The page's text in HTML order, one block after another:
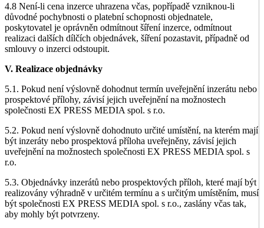
4.8 Není-li cena inzerce uhrazena včas, popřípadě vzniknou-li
důvodné pochybnosti o platební schopnosti objednatele,
poskytovatel je oprávněn odmítnout šíření inzerce, odmítnout
realizaci dalších dílčích objednávek, šíření pozastavit, případně od
smlouvy o inzerci odstoupit.
V. Realizace objednávky
5.1. Pokud není výslovně dohodnut termín uveřejnění inzerátu nebo
prospektové přílohy, závisí jejich uveřejnění na možnostech
společnosti EX PRESS MEDIA spol. s r.o.
5.2. Pokud není výslovně dohodnuto určité umístění, na kterém mají
být inzeráty nebo prospektová příloha uveřejněny, závisí jejich
uveřejnění na možnostech společnosti EX PRESS MEDIA spol. s
r.o.
5.3. Objednávky inzerátů nebo prospektových příloh, které mají být
realizovány výhradně v určitém termínu a s určitým umístěním, musí
být společnosti EX PRESS MEDIA spol. s r.o., zaslány včas tak,
aby mohly být potvrzeny.